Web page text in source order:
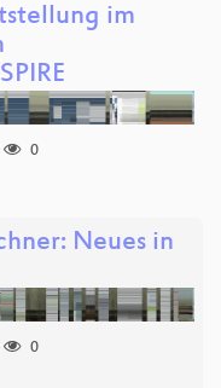
im
0
Neues in
0